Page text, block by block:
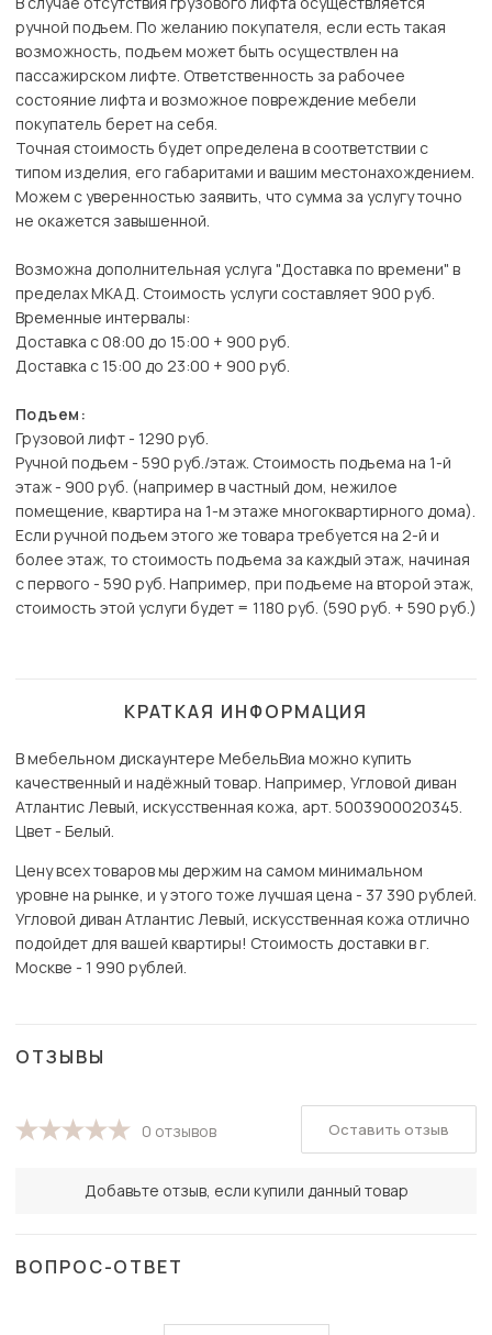
ручной подъем. По желанию покупателя, если есть такая
возможность, подъем может быть осуществлен на
пассажирском лифте. Ответственность за рабочее
состояние лифта и возможное повреждение мебели
покупатель берет на себя.
Точная стоимость будет определена в соответствии с
типом изделия, его габаритами и вашим местонахождением.
Можем с уверенностью заявить, что сумма за услугу точно
не окажется завышенной.
Возможна дополнительная услуга "Доставка по времени" в
пределах МКАД. Стоимость услуги составляет 900 руб.
Временные интервалы:
Доставка с 08:00 до 15:00 + 900 руб.
Доставка с 15:00 до 23:00 + 900 руб.
Подъем:
Грузовой лифт - 1290 руб.
Ручной подъем - 590 руб./этаж. Стоимость подъема на 1-й
этаж - 900 руб. (например в частный дом, нежилое
помещение, квартира на 1-м этаже многоквартирного дома).
Если ручной подъем этого же товара требуется на 2-й и
более этаж, то стоимость подъема за каждый этаж, начиная
с первого - 590 руб. Например, при подъеме на второй этаж,
стоимость этой услуги будет = 1180 руб. (590 руб. + 590 руб.)
КРАТКАЯ ИНФОРМАЦИЯ
В мебельном дискаунтере МебельВиа можно купить
качественный и надёжный товар. Например, Угловой диван
Атлантис Левый, искусственная кожа, арт. 5003900020345.
Цвет - Белый.
Цену всех товаров мы держим на самом минимальном
уровне на рынке, и у этого тоже лучшая цена - 37 390 рублей.
Угловой диван Атлантис Левый, искусственная кожа отлично
подойдет для вашей квартиры! Стоимость доставки в г.
Москве - 1 990 рублей.
ОТЗЫВЫ
0 отзывов
Добавьте отзыв, если купили данный товар
Оставить отзыв
ВОПРОС-ОТВЕТ